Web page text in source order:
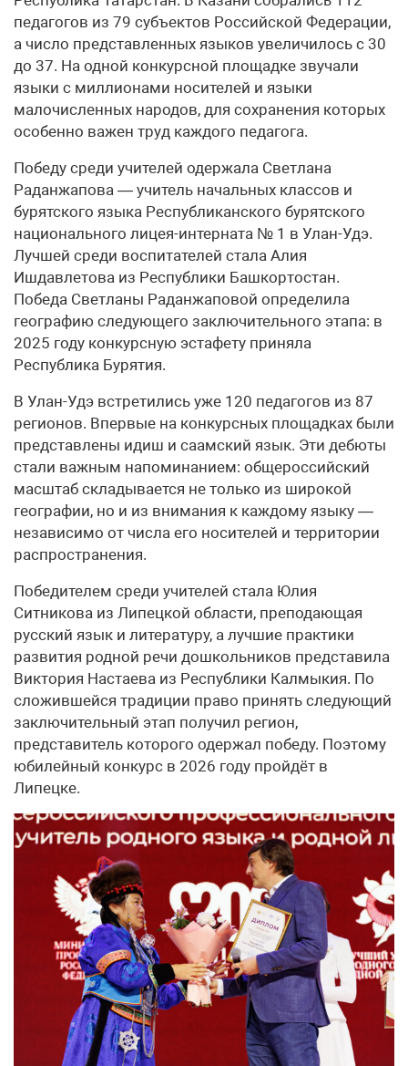
педагогов из 79 субъектов Российской Федерации,
а число представленных языков увеличилось с 30
до 37. На одной конкурсной площадке звучали
языки с миллионами носителей и языки
малочисленных народов, для сохранения которых
особенно важен труд каждого педагога.
Победу среди учителей одержала Светлана
Раданжапова — учитель начальных классов и
бурятского языка Республиканского бурятского
национального лицея-интерната № 1 в Улан-Удэ.
Лучшей среди воспитателей стала Алия
Ишдавлетова из Республики Башкортостан.
Победа Светланы Раданжаповой определила
географию следующего заключительного этапа: в
2025 году конкурсную эстафету приняла
Республика Бурятия.
В Улан-Удэ встретились уже 120 педагогов из 87
регионов. Впервые на конкурсных площадках были
представлены идиш и саамский язык. Эти дебюты
стали важным напоминанием: общероссийский
масштаб складывается не только из широкой
географии, но и из внимания к каждому языку —
независимо от числа его носителей и территории
распространения.
Победителем среди учителей стала Юлия
Ситникова из Липецкой области, преподающая
русский язык и литературу, а лучшие практики
развития родной речи дошкольников представила
Виктория Настаева из Республики Калмыкия. По
сложившейся традиции право принять следующий
заключительный этап получил регион,
представитель которого одержал победу. Поэтому
юбилейный конкурс в 2026 году пройдёт в
Липецке.